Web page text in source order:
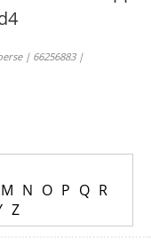
| 66256883 |
M N O P Q R
Z